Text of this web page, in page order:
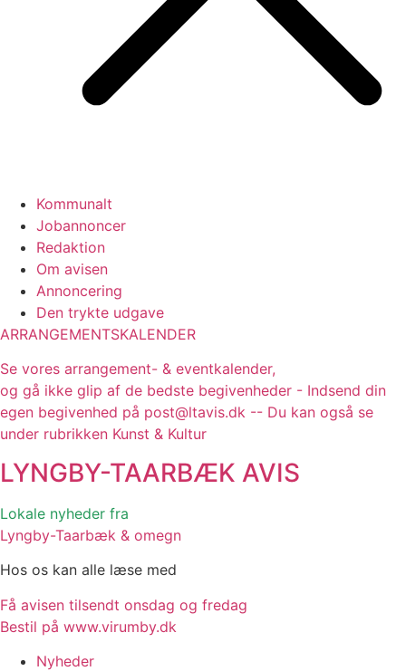
Kommunalt
Jobannoncer
Redaktion
Om avisen
Annoncering
Den trykte udgave
ARRANGEMENTSKALENDER
Se vores arrangement- & eventkalender,
og gå ikke glip af de bedste begivenheder - Indsend din
egen begivenhed på post@ltavis.dk -- Du kan også se
under rubrikken Kunst & Kultur
LYNGBY-TAARBÆK AVIS
Lokale nyheder fra
Lyngby-Taarbæk & omegn
Hos os kan alle læse med
Få avisen tilsendt onsdag og fredag
Bestil på www.virumby.dk
Nyheder